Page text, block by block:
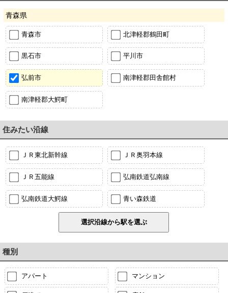
青森県
青森市 北津軽郡鶴田町
黒石市 平川市
弘前市 南津軽郡田舎館村
南津軽郡大鰐町
住みたい沿線
ＪＲ東北新幹線 ＪＲ奥羽本線
ＪＲ五能線 弘南鉄道弘南線
弘南鉄道大鰐線 青い森鉄道
種別
アパート マンション